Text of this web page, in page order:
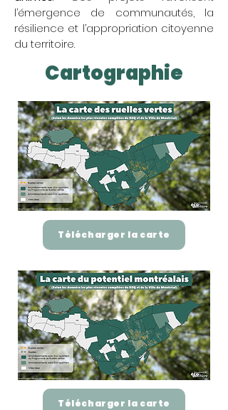
l’émergence de communautés, la
résilience et l’appropriation citoyenne
du territoire.
Cartographie
Télécharger la carte
Télécharger la carte